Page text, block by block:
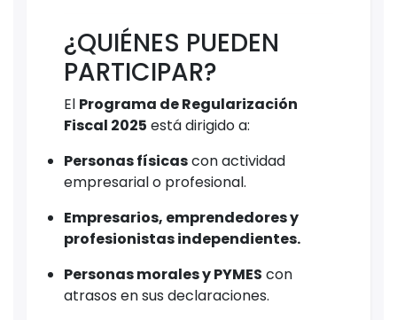
¿QUIÉNES PUEDEN
PARTICIPAR?
El Programa de Regularización
Fiscal 2025 está dirigido a:
Personas físicascon actividad
empresarial o profesional.
Empresarios, emprendedores y
profesionistas independientes.
Personas morales y PYMES con
atrasos en sus declaraciones.